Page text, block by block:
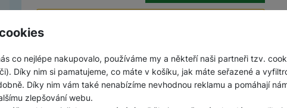
co nejlépe nakupovalo, používáme my a někteří naši partneři tzv.
Díky nim si pamatujeme, co máte v košíku, jak máte seřazené a
Díky nim vám také nenabízíme nevhodnou reklamu a pomáhají
zlepšování webu.